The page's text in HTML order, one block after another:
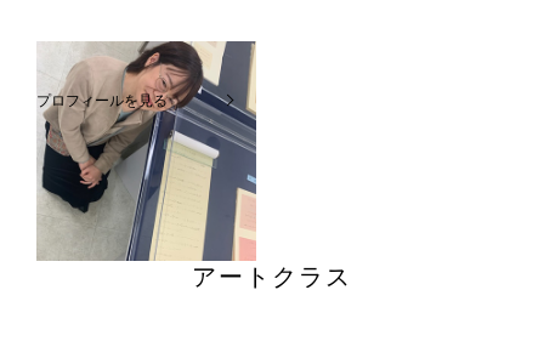
二宮恭子
プロフィールを見る
イーアス高尾センター
アートクラス